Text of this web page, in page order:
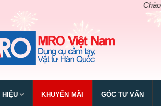
Chào
HIỆU KHUYẾN MÃI GÓC TƯ VẤN